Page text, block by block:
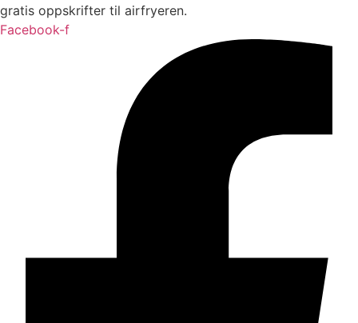
gratis oppskrifter til airfryeren.
Facebook-f